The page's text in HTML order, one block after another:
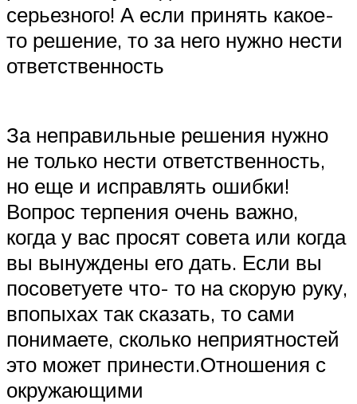
серьезного! А если принять какое-
то решение, то за него нужно нести
ответственность
За неправильные решения нужно
не только нести ответственность,
но еще и исправлять ошибки!
Вопрос терпения очень важно,
когда у вас просят совета или когда
вы вынуждены его дать. Если вы
посоветуете что- то на скорую руку,
впопыхах так сказать, то сами
понимаете, сколько неприятностей
это может принести.Отношения с
окружающими